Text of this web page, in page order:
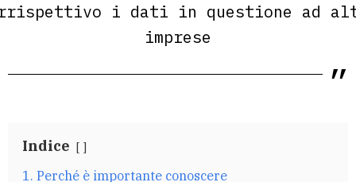
i dati in questione ad
imprese
Indice
1. Perché è importante conoscere